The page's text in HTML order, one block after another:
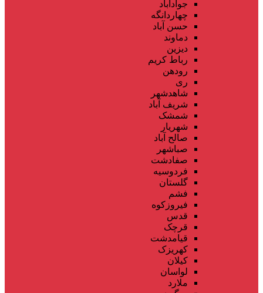
جوادآباد
چهاردانگه
حسن آباد
دماوند
دیزین
رباط کریم
رودهن
ری
شاهدشهر
شریف آباد
شمشک
شهریار
صالح آباد
صباشهر
صفادشت
فردوسیه
گلستان
فشم
فیروزکوه
قدس
قرچک
قیامدشت
کهریزک
کیلان
لواسان
ملارد